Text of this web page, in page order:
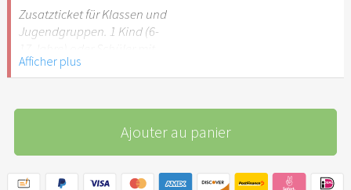
Stuttgart nicht
empfehlenswert.
Zusatzticket für Klassen und
Jugendgruppen. 1 Kind (6-
Schülerausweis.
empfehlenswert.
Afficher plus
Ajouter au panier